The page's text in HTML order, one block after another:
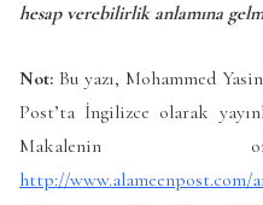
hesap verebilirlik anlamına
Not: Bu yazı, Mohammed
Post’ta İngilizce olarak
Makalenin
http://www.alameenpost.com/